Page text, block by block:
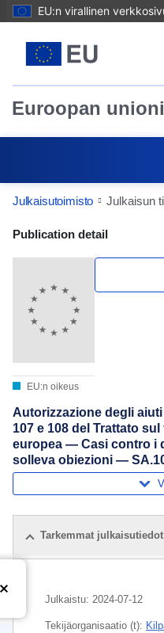
EU:n virallinen
Euroopan
Julkaisutoimisto Julkaisun
Publication Detail
Publication detail
EU:n oikeus
Autorizzazione degli
107 e 108 del Trattato
europea — Casi contro i
solleva obiezioni —
Tarkemmat julkaisutiedot
Julkaistu: 2024-07-12
Tekijäorganisaatio (t):